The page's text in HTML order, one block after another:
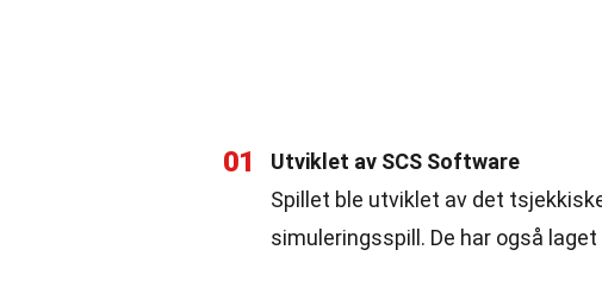
01
Utviklet av SCS Software
Spillet ble utviklet av det
simuleringsspill. De har også